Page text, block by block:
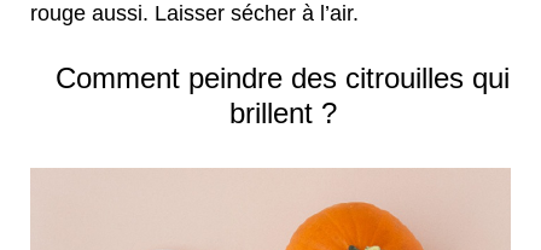
rouge aussi. Laisser sécher à l’air.
Comment peindre des citrouilles qui
brillent ?